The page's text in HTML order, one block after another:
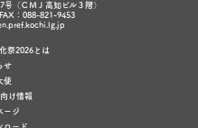
（ＣＭＪ高知ビル３階）
：088-821-9453
祭2026とは
せ
使
け情報
ージ